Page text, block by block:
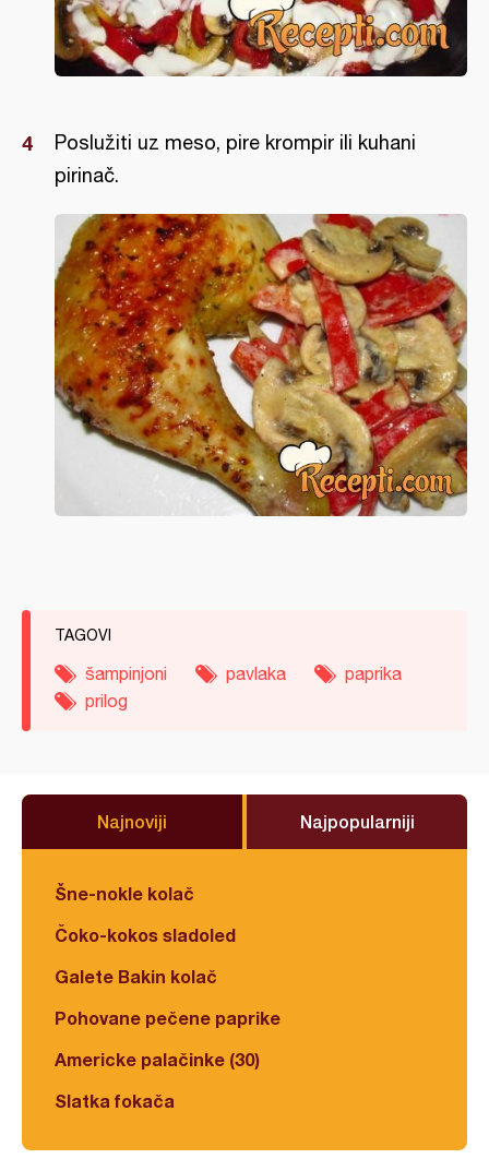
Poslužiti uz meso, pire krompir ili kuhani
pirinač.
TAGOVI
šampinjoni pavlaka
paprika
prilog
Najnoviji Najpopularniji
Šne-nokle kolač
Čoko-kokos sladoled
Galete Bakin kolač
Pohovane pečene paprike
Americke palačinke (30)
Slatka fokača